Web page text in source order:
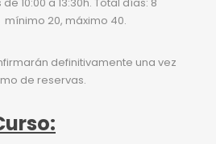
20, máximo 40.
definitivamente una vez
de reservas.